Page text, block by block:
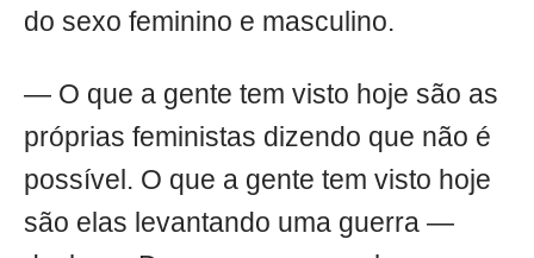
do sexo feminino e masculino.
— O que a gente tem visto hoje são as
próprias feministas dizendo que não é
possível. O que a gente tem visto hoje
são elas levantando uma guerra —